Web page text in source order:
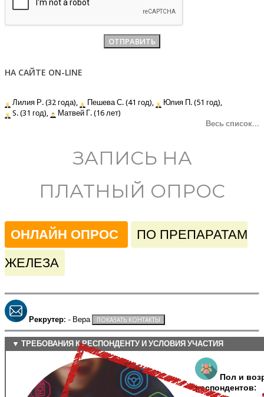
НА САЙТЕ ON-LINE
Лилия Р. (32 года), Пешева С. (41 год),
Юлия П. (51 год),
S. (31 год),
Матвей Г. (16 лет)
Весь список...
ЗАПИСЬ НА
ПЛАТНЫЙ ОПРОС
ОНЛАЙН ОПРОС
ПО ПРЕПАРАТАМ
ЖЕЛЕЗА
Рекрутер: - Вера
▼ ТРЕБОВАНИЯ К РЕСПОНДЕНТУ И УСЛОВИЯ УЧАСТИЯ
Пол и
респондентов: